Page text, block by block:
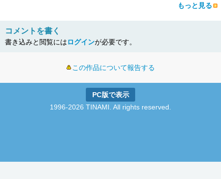
もっと見る
コメントを書く
書き込みと閲覧にはログインが必要です。
この作品について報告する
PC版で表示
1996-2026 TINAMI. All rights reserved.